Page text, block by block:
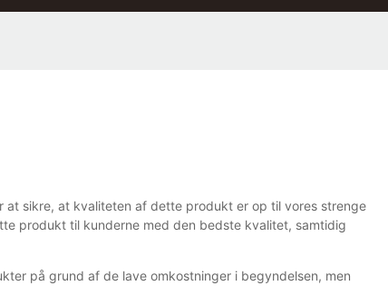
at sikre, at kvaliteten af ​​dette produkt er op til vores strenge
produkt til kunderne med den bedste kvalitet, samtidig
på grund af de lave omkostninger i begyndelsen, men